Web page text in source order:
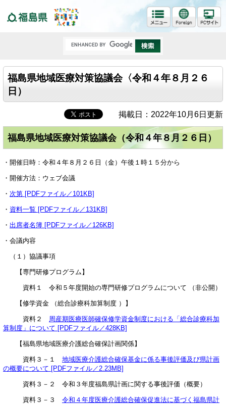
福島県地域医療対策協議会〈令和４年８月２６
日）
掲載日：2022年10月6日更新
福島県地域医療対策協議会（令和４年８月２６日）
・開催日時：令和４年８月２６日（金）午後１時１５分から
・開催方法：ウェブ会議
・ 次第 [PDFファイル／101KB]
・ 資料一覧 [PDFファイル／131KB]
・ 出席者名簿 [PDFファイル／126KB]
・会議内容
（１）協議事項
【専門研修プログラム】
資料１ 令和５年度開始の専門研修プログラムについて （非公開）
【修学資金 （総合診療科加算制度 ）】
資料２ 周産期医療医師確保修学資金制度における「総合診療科加
算制度」について [PDFファイル／428KB]
【福島県地域医療介護総合確保計画関係】
資料３－１ 地域医療介護総合確保基金に係る事後評価及び県計画
の概要について [PDFファイル／2.23MB]
資料３－２ 令和３年度福島県計画に関する事後評価（概要）
資料３－３ 令和４年度医療介護総合確保促進法に基づく福島県計